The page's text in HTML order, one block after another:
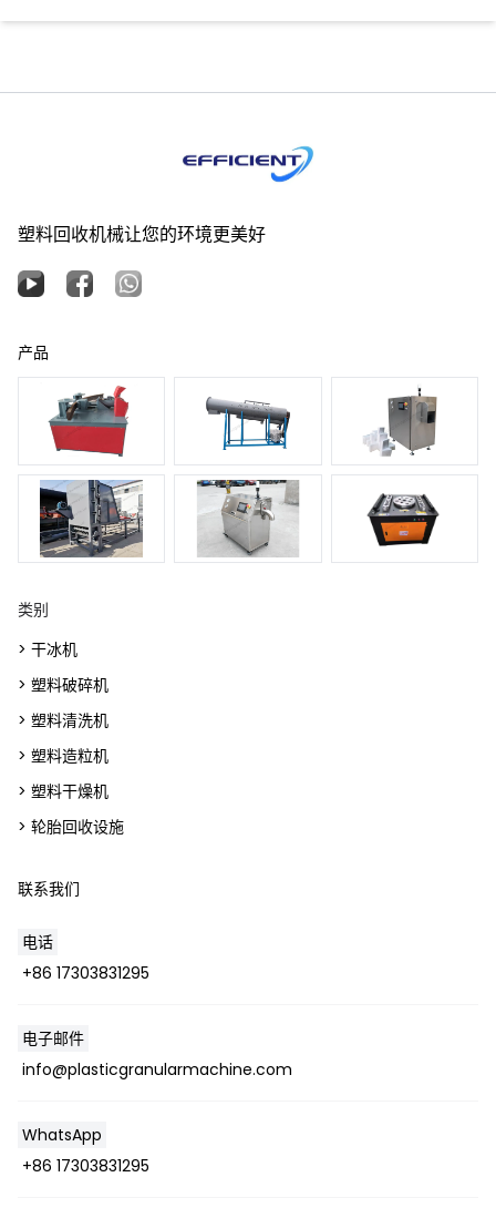
塑料回收机械让您的环境更美好
产品
类别
> 干冰机
> 塑料破碎机
> 塑料清洗机
> 塑料造粒机
> 塑料干燥机
> 轮胎回收设施
联系我们
电话
+86 17303831295
电子邮件
info@plasticgranularmachine.com
WhatsApp
+86 17303831295